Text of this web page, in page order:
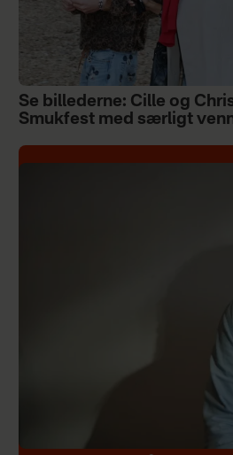
Se billederne: Cille og
Smukfest med særligt